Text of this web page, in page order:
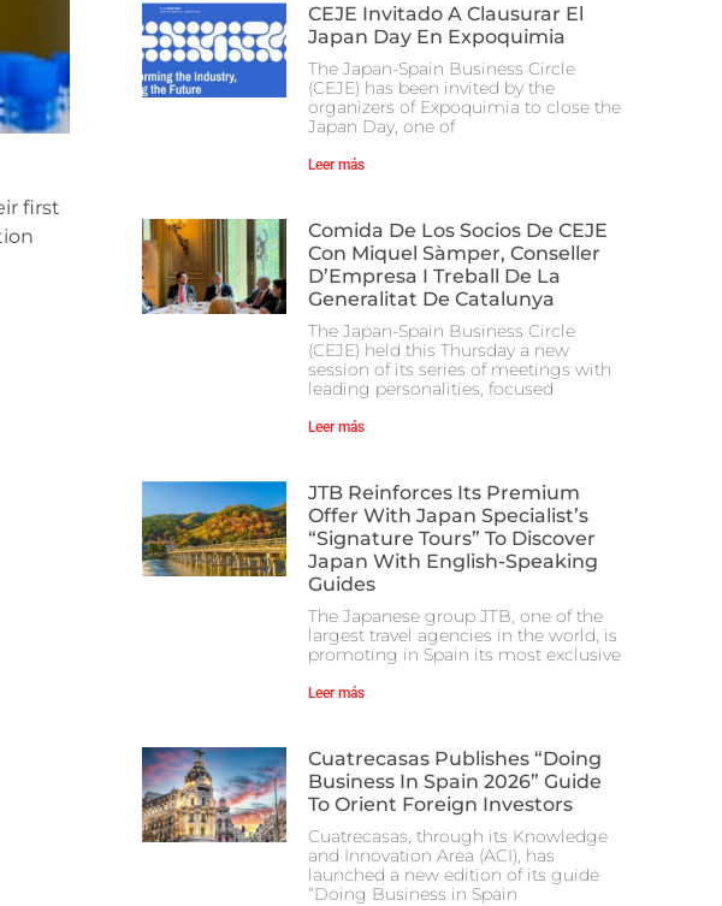
first
CEJE Invitado A Clausurar El
Japan Day En Expoquimia
The Japan-Spain Business Circle
(CEJE) has been invited by the
organizers of Expoquimia to close the
Japan Day, one of
Leer más
Comida De Los Socios De CEJE
Con Miquel Sàmper, Conseller
D’Empresa I Treball De La
Generalitat De Catalunya
The Japan-Spain Business Circle
(CEJE) held this Thursday a new
session of its series of meetings with
leading personalities, focused
Leer más
JTB Reinforces Its Premium
Offer With Japan Specialist’s
“Signature Tours” To Discover
Japan With English-Speaking
Guides
The Japanese group JTB, one of the
largest travel agencies in the world, is
promoting in Spain its most exclusive
Leer más
Cuatrecasas Publishes “Doing
Business In Spain 2026” Guide
To Orient Foreign Investors
Cuatrecasas, through its Knowledge
and Innovation Area (ACI), has
launched a new edition of its guide
“Doing Business in Spain